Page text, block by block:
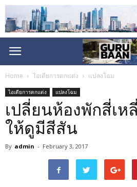
Home ไอเดียการตกแต่ง แปลงโฉม
ไอเดียการตกแต่ง แปลงโฉม
เปลี่ยนห้องพักสี่เห
ให้ดูมีสีสัน
By admin - February 3, 2017